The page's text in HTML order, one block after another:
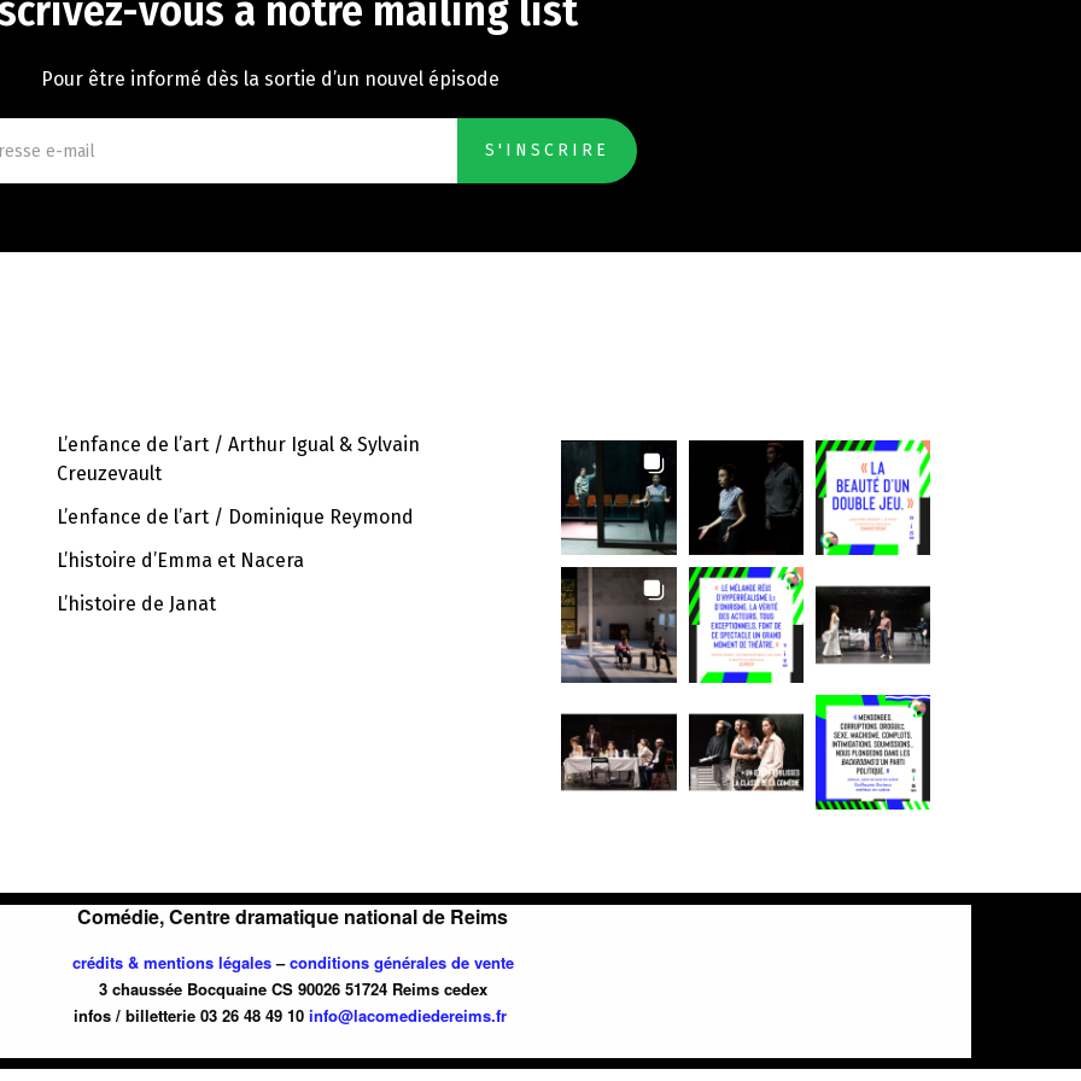
vous à notre mailing list
Pour être informé dès la sortie d’un nouvel épisode
L’enfance de l’art / Arthur Igual & Sylvain
Creuzevault
L’enfance de l’art / Dominique Reymond
L’histoire d’Emma et Nacera
L’histoire de Janat
Comédie, Centre dramatique national de Reims
crédits & mentions légales–conditions générales de vente
3 chaussée Bocquaine CS 90026 51724 Reims cedex
infos / billetterie 03 26 48 49 10info@lacomediedereims.fr